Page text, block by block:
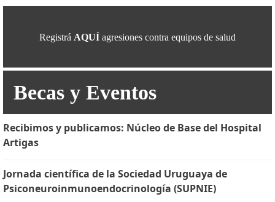
Registrá AQUÍ agresiones contra equipos de salud
Becas y Eventos
Recibimos y publicamos: Núcleo de Base del Hospital
Artigas
Jornada científica de la Sociedad Uruguaya de
Psiconeuroinmunoendocrinología (SUPNIE)